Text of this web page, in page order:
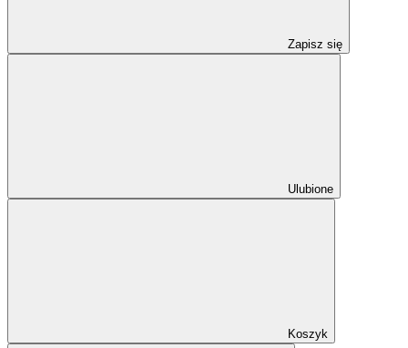
Zapisz się
Ulubione
Koszyk